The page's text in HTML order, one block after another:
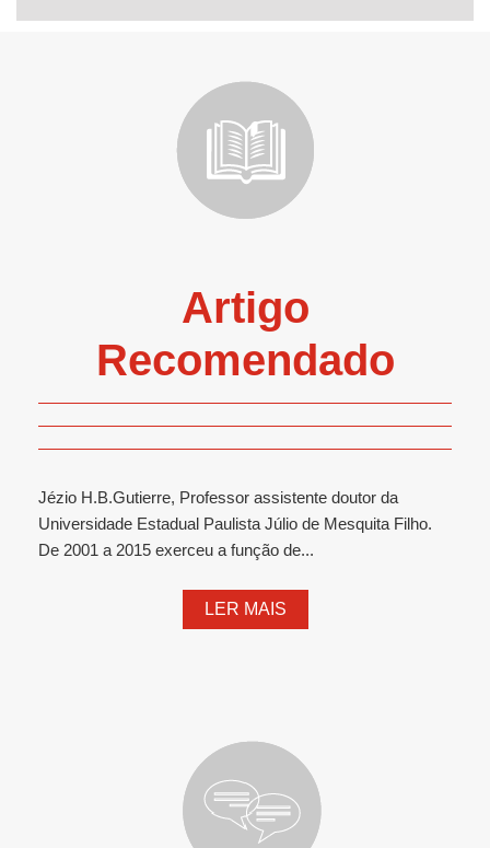
Artigo
Recomendado
Jézio H.B.Gutierre, Professor assistente doutor da
Universidade Estadual Paulista Júlio de Mesquita Filho.
De 2001 a 2015 exerceu a função de...
LER MAIS